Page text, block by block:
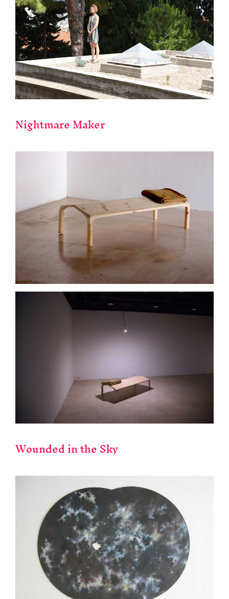
Nightmare Maker
Wounded in the Sky